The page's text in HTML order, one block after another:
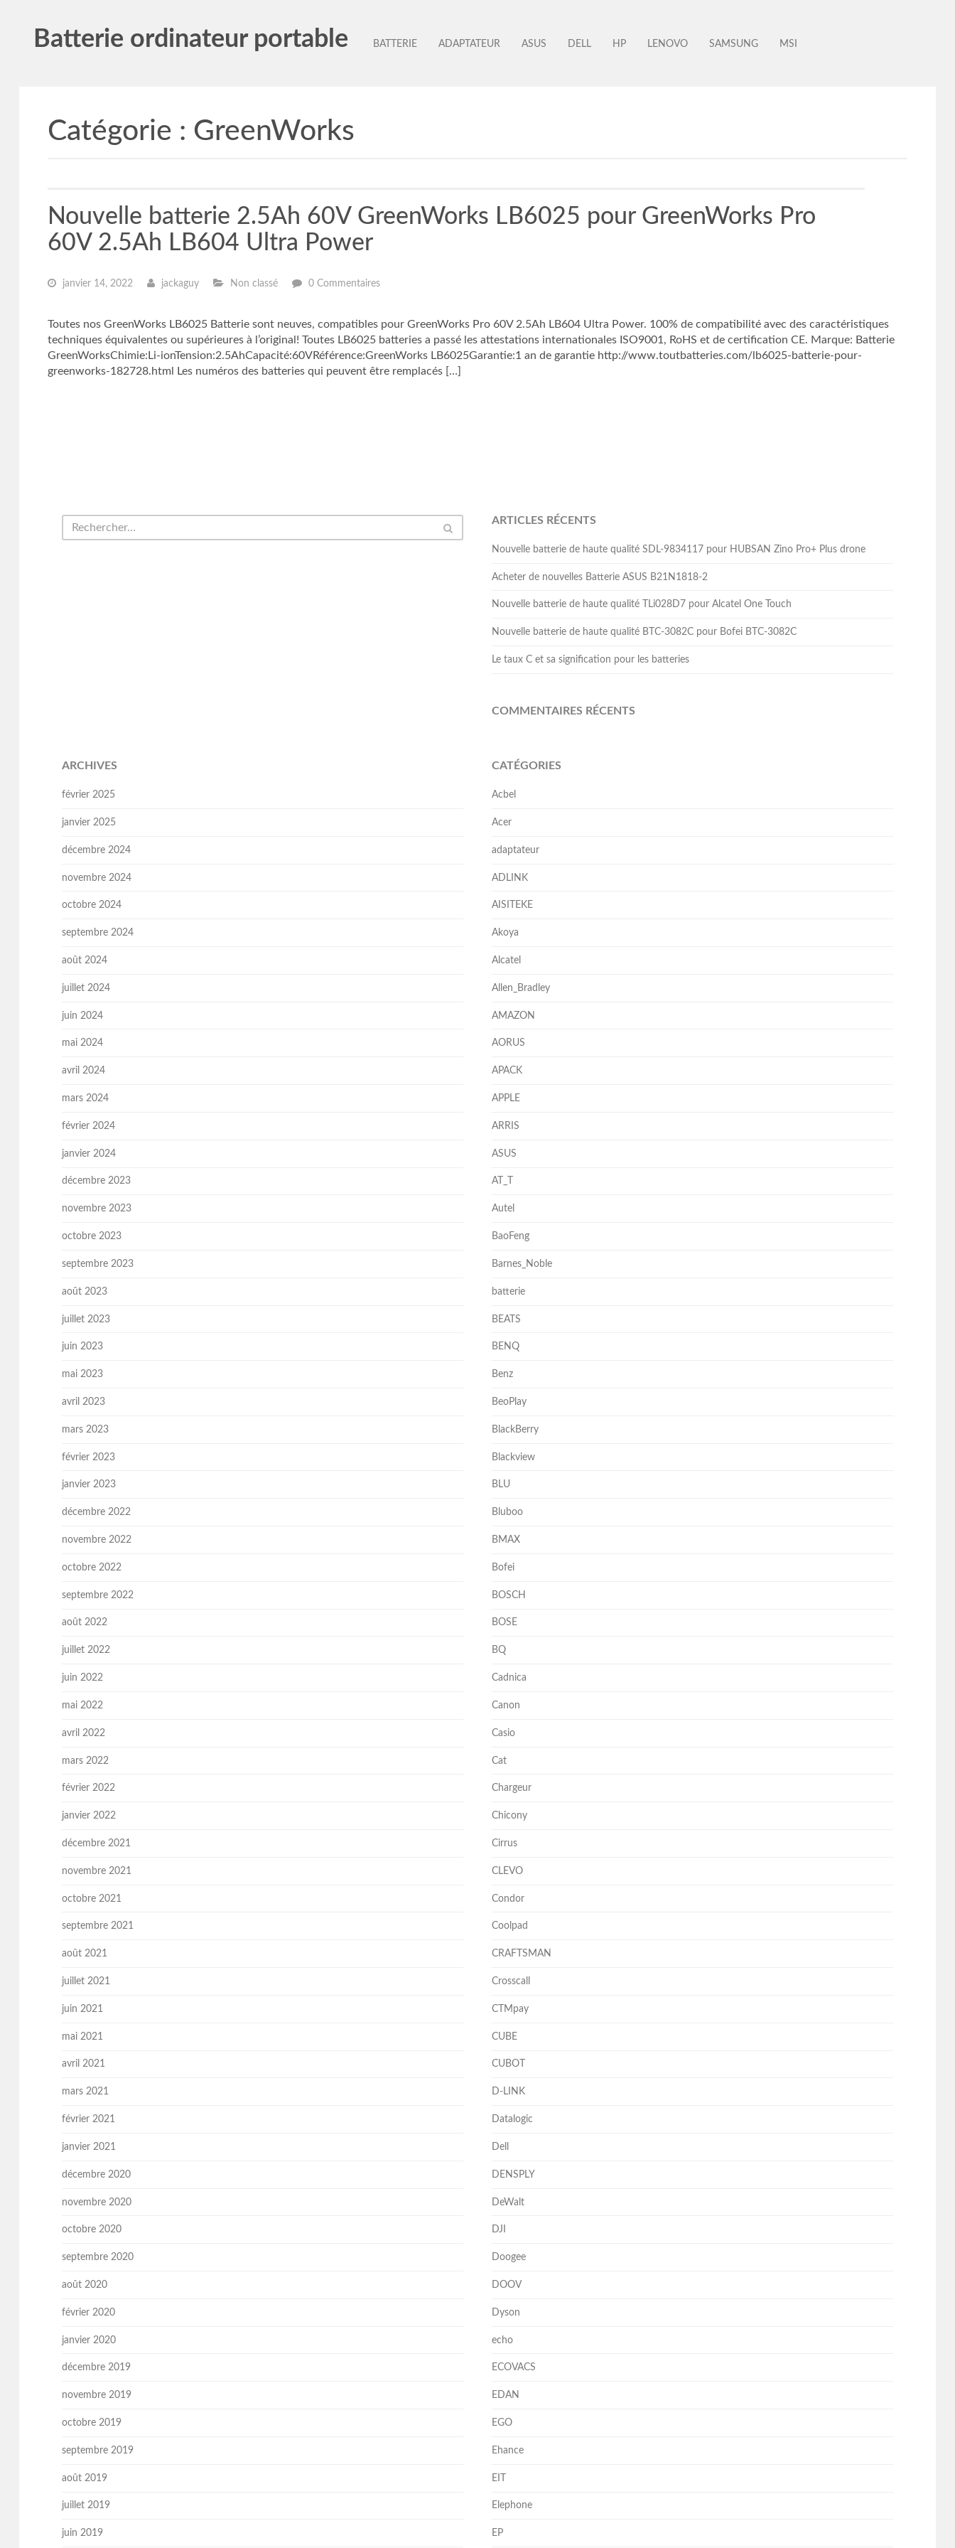
Batterie ordinateur portable BATTERIE ADAPTATEUR ASUS DELL HP LENOVO SAMSUNG MSI
Catégorie : GreenWorks
Nouvelle batterie 2.5Ah 60V GreenWorks LB6025 pour GreenWorks Pro
60V 2.5Ah LB604 Ultra Power
janvier 14, 2022 jackaguy Non classé 0 Commentaires
Toutes nos GreenWorks LB6025 Batterie sont neuves, compatibles pour GreenWorks Pro 60V 2.5Ah LB604 Ultra Power. 100% de compatibilité avec des caractéristiques
techniques équivalentes ou supérieures à l’original! Toutes LB6025 batteries a passé les attestations internationales ISO9001, RoHS et de certification CE. Marque: Batterie
GreenWorksChimie:Li-ionTension:2.5AhCapacité:60VRéférence:GreenWorks LB6025Garantie:1 an de garantie http://www.toutbatteries.com/lb6025-batterie-pour-
greenworks-182728.html Les numéros des batteries qui peuvent être remplacés […]
ARTICLES RÉCENTS
Nouvelle batterie de haute qualité SDL-9834117 pour HUBSAN Zino Pro+ Plus drone
Acheter de nouvelles Batterie ASUS B21N1818-2
Nouvelle batterie de haute qualité TLi028D7 pour Alcatel One Touch
Nouvelle batterie de haute qualité BTC-3082C pour Bofei BTC-3082C
Le taux C et sa signification pour les batteries
COMMENTAIRES RÉCENTS
ARCHIVES
février 2025
janvier 2025
décembre 2024
novembre 2024
octobre 2024
septembre 2024
août 2024
juillet 2024
juin 2024
mai 2024
avril 2024
mars 2024
février 2024
janvier 2024
décembre 2023
novembre 2023
octobre 2023
septembre 2023
août 2023
juillet 2023
juin 2023
mai 2023
avril 2023
mars 2023
février 2023
janvier 2023
décembre 2022
novembre 2022
octobre 2022
septembre 2022
août 2022
juillet 2022
juin 2022
mai 2022
avril 2022
mars 2022
février 2022
janvier 2022
décembre 2021
novembre 2021
octobre 2021
septembre 2021
août 2021
juillet 2021
juin 2021
mai 2021
avril 2021
mars 2021
février 2021
janvier 2021
décembre 2020
novembre 2020
octobre 2020
septembre 2020
août 2020
février 2020
janvier 2020
décembre 2019
novembre 2019
octobre 2019
septembre 2019
août 2019
juillet 2019
juin 2019
CATÉGORIES
Acbel
Acer
adaptateur
ADLINK
AISITEKE
Akoya
Alcatel
Allen_Bradley
AMAZON
AORUS
APACK
APPLE
ARRIS
ASUS
AT_T
Autel
BaoFeng
Barnes_Noble
batterie
BEATS
BENQ
Benz
BeoPlay
BlackBerry
Blackview
BLU
Bluboo
BMAX
Bofei
BOSCH
BOSE
BQ
Cadnica
Canon
Casio
Cat
Chargeur
Chicony
Cirrus
CLEVO
Condor
Coolpad
CRAFTSMAN
Crosscall
CTMpay
CUBE
CUBOT
D-LINK
Datalogic
Dell
DENSPLY
DeWalt
DJI
Doogee
DOOV
Dyson
echo
ECOVACS
EDAN
EGO
Ehance
EIT
Elephone
EP